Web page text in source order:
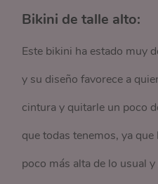
Bikini de talle alto:
Este bikini ha estado muy
y su diseño favorece a
cintura y quitarle un poco
que todas tenemos, ya
poco más alta de lo usual